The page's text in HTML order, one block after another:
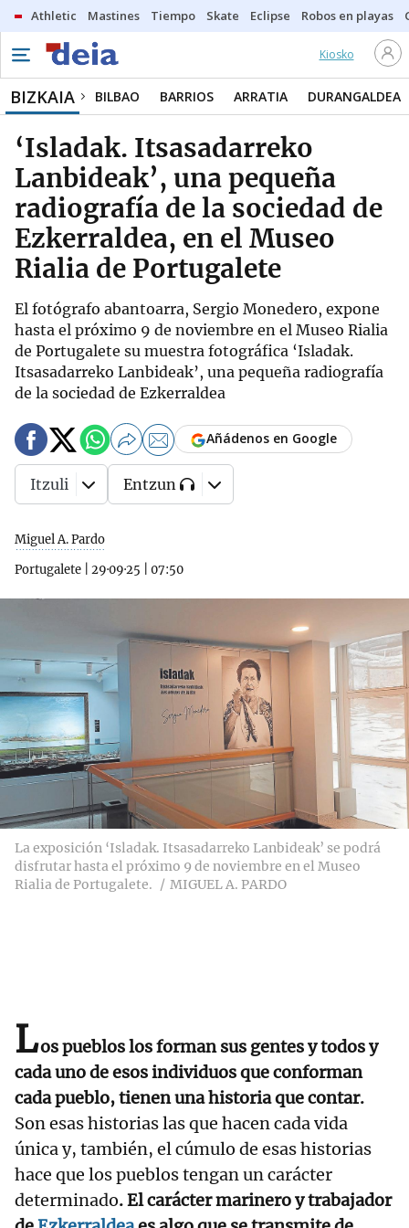
Athletic Mastines Tiempo Skate Eclipse Robos en playas
Kiosko
BIZKAIA BILBAO BARRIOS ARRATIA DURANGALDEA
‘Isladak. Itsasadarreko
Lanbideak’, una pequeña
radiografía de la sociedad de
Ezkerraldea, en el Museo
Rialia de Portugalete
El fotógrafo abantoarra, Sergio Monedero, expone
hasta el próximo 9 de noviembre en el Museo Rialia
de Portugalete su muestra fotográfica ‘Isladak.
Itsasadarreko Lanbideak’, una pequeña radiografía
de la sociedad de Ezkerraldea
Miguel A. Pardo
Portugalete
29·09·25 07:50
Añádenos en Google
Itzuli Entzun
La exposición ‘Isladak. Itsasadarreko Lanbideak’ se podrá
disfrutar hasta el próximo 9 de noviembre en el Museo
Rialia de Portugalete.
MIGUEL A. PARDO
Los pueblos los forman sus gentes y todos y
cada uno de esos individuos que conforman
cada pueblo, tienen una historia que contar.
Son esas historias las que hacen cada vida
única y, también, el cúmulo de esas historias
hace que los pueblos tengan un carácter
determinado. El carácter marinero y trabajador